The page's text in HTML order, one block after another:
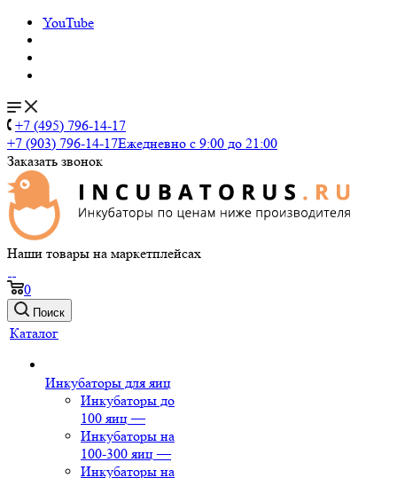
YouTube
+7 (495) 796-14-17
+7 (903) 796-14-17Ежедневно с 9:00 до 21:00
Заказать звонок
Наши товары на маркетплейсах
0
Поиск
Каталог
Инкубаторы для яиц
Инкубаторы до
100 яиц —
Инкубаторы на
100-300 яиц —
Инкубаторы на